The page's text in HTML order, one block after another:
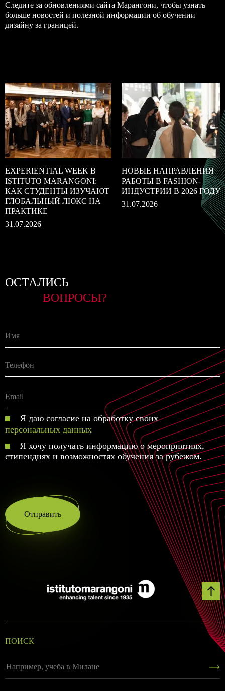
Следите за обновлениями сайта Марангони, чтобы узнать
больше новостей и полезной информации об обучении
дизайну за границей.
EXPERIENTIAL WEEK В
ISTITUTO MARANGONI:
КАК СТУДЕНТЫ ИЗУЧАЮТ
ГЛОБАЛЬНЫЙ ЛЮКС НА
ПРАКТИКЕ
31.07.2026
НОВЫЕ НАПРАВЛЕНИЯ
РАБОТЫ В FASHION-
ИНДУСТРИИ В 2026 ГОДУ
31.07.2026
ОСТАЛИСЬ
ВОПРОСЫ?
Я даю согласие на обработку своих
персональных данных
Я хочу получать информацию о мероприятиях,
стипендиях и возможностях обучения за рубежом.
Отправить
ПОИСК